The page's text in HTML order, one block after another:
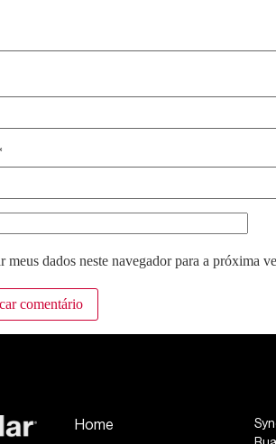
meus dados neste navegador para a próxima
Home